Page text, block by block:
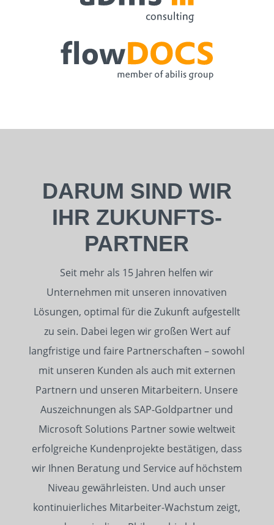
DARUM SIND WIR
IHR ZUKUNFTS­
PARTNER
Seit mehr als 15 Jahren helfen wir
Unternehmen mit unseren innovativen
Lösungen, optimal für die Zukunft aufgestellt
zu sein. Dabei legen wir großen Wert auf
langfristige und faire Partnerschaften – sowohl
mit unseren Kunden als auch mit externen
Partnern und unseren Mitarbeitern. Unsere
Auszeichnungen als SAP-Goldpartner und
Microsoft Solutions Partner sowie weltweit
erfolgreiche Kundenprojekte bestätigen, dass
wir Ihnen Beratung und Service auf höchstem
Niveau gewährleisten. Und auch unser
kontinuierliches Mitarbeiter-Wachstum zeigt,